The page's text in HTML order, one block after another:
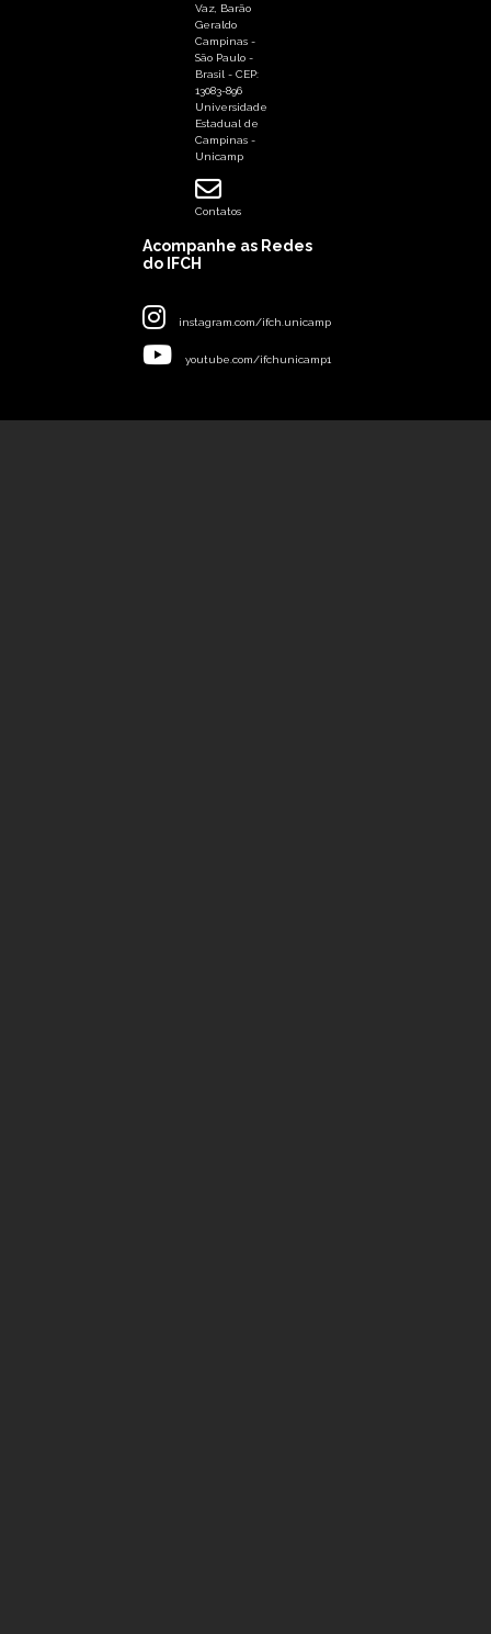
Vaz, Barão
Geraldo
Campinas -
São Paulo -
Brasil - CEP:
13083-896
Universidade
Estadual de
Campinas -
Unicamp
Contatos
Acompanhe as Redes
do IFCH
instagram.com/ifch.unicamp
youtube.com/ifchunicamp1